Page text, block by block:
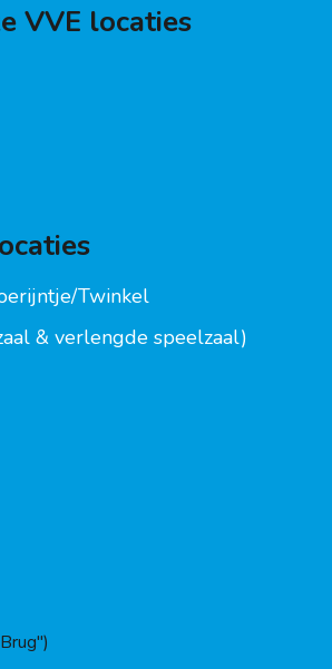
VVE locaties
Twinkel
& verlengde speelzaal)